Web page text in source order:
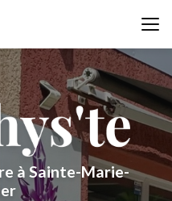
à Sainte-Marie-